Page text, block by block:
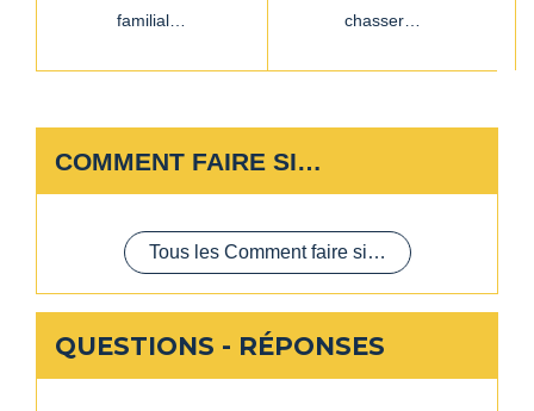
familial…
chasser…
COMMENT FAIRE SI…
Tous les Comment faire si…
QUESTIONS - RÉPONSES